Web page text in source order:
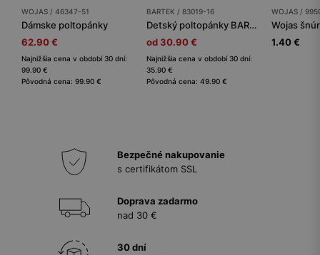
WOJAS / 46347-51
Dámske poltopánky
62.90 €
Najnižšia cena v období 30 dní:
99.90 €
Pôvodná cena: 99.90 €
BARTEK / 83019-16
Detský poltopánky BARTEK
od 30.90 €
Najnižšia cena v období 30 dní:
35.90 €
Pôvodná cena: 49.90 €
WOJAS /
1.40 €
Bezpečné nakupovanie
s certifikátom SSL
Doprava zadarmo
nad 30 €
30 dní